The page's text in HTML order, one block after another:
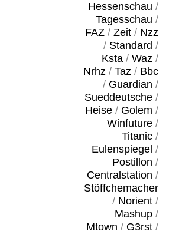
Hessenschau /
Tagesschau /
FAZ/ Zeit/ Nzz
/ Standard /
Ksta/ Waz/
Nrhz/ Taz/ Bbc
/ Guardian /
Sueddeutsche/
Heise/ Golem /
Winfuture/
Titanic/
Eulenspiegel /
Postillon /
Centralstation /
Stöffchemacher
/ Norient/
Mashup/
Mtown / G3rst/